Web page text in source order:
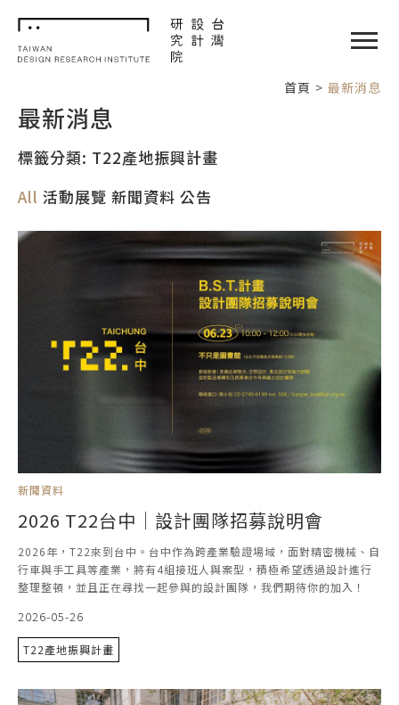
TDRI
單
首頁 最新消息
最新消息
標籤分類: T22產地振興計畫
All 活動展覽 新聞資料 公告
新聞資料
2026 T22台中｜設計團隊招募說明會
2026年，T22來到台中。台中作為跨產業驗證場域，面對精密機械、自
行車與手工具等產業，將有4組接班人與案型，積極希望透過設計進行
整理整頓，並且正在尋找一起參與的設計團隊，我們期待你的加入！
2026-05-26
T22產地振興計畫